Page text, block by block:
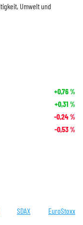
Umwelt und
+0,76%
+0,31 %
-0,24%
-0,53%
SDAX EuroStoxx